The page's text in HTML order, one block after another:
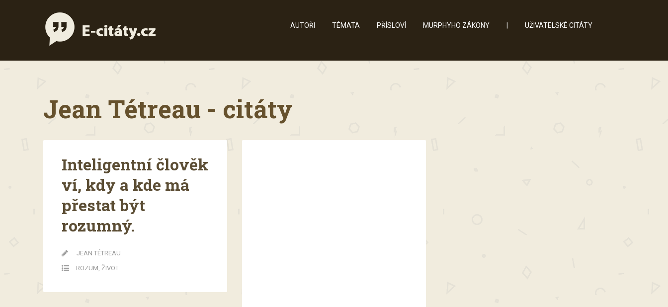
AUTOŘI TÉMATA PŘÍSLOVÍ MURPHYHO ZÁKONY UŽIVATELSKÉ CITÁTY
Jean Tétreau - citáty
Inteligentní člověk
ví, kdy a kde má
přestat být
rozumný.
JEAN TÉTREAU
ROZUM ŽIVOT